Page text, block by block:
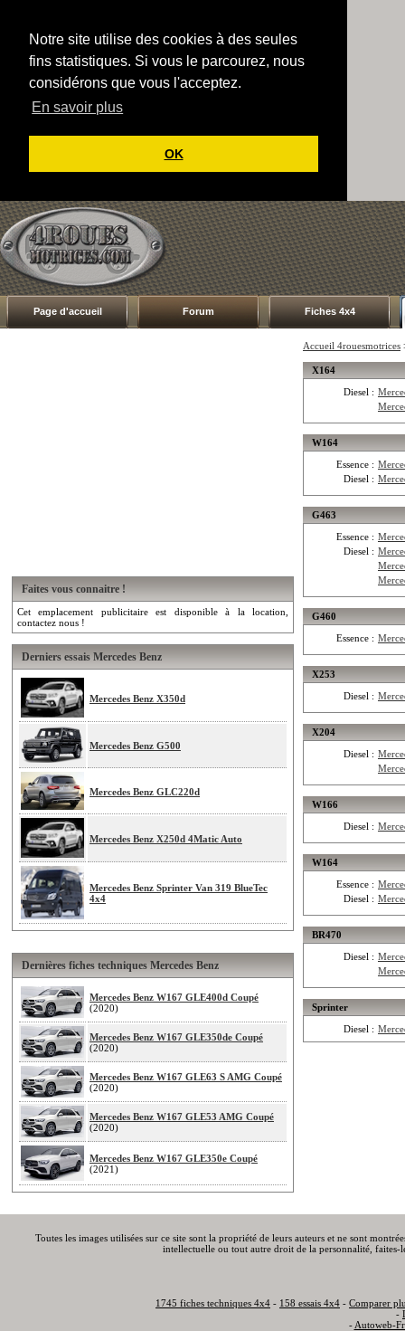
Notre site utilise des cookies à des seules
fins statistiques. Si vous le parcourez, nous
considérons que vous l'acceptez.
En savoir plus
OK
Page d'accueil Forum Fiches 4x4
Faites vous connaitre !
Cet emplacement publicitaire est disponible à la location,
contactez nous !
Derniers essais Mercedes Benz
Mercedes Benz X350d
Mercedes Benz G500
Mercedes Benz GLC220d
Mercedes Benz X250d 4Matic Auto
Mercedes Benz Sprinter Van 319 BlueTec
4x4
Dernières fiches techniques Mercedes Benz
Mercedes Benz W167 GLE400d Coupé
(2020)
Mercedes Benz W167 GLE350de Coupé
(2020)
Mercedes Benz W167 GLE63 S AMG Coupé
(2020)
Mercedes Benz W167 GLE53 AMG Coupé
(2020)
Mercedes Benz W167 GLE350e Coupé
(2021)
Accueil 4rouesmotrices
X164
Diesel :
W164
Essence :
Diesel :
G463
Essence :
Diesel :
G460
Essence :
X253
Diesel :
X204
Diesel :
W166
Diesel :
W164
Essence :
Diesel :
BR470
Diesel :
Sprinter
Diesel :
Toutes les images utilisées sur ce site sont la propriété de leurs auteurs et ne sont
intellectuelle ou tout autre droit de la personnalité,
1745 fiches techniques 4x4 - 158 essais 4x4 - Comparer
-
- Autoweb-